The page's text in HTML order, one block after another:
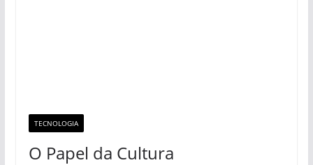
TECNOLOGIA
O Papel da Cultura